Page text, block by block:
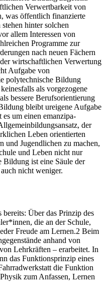
Verwertbarkeit von
was öffentlich finanzierte
hinter solchen
allem Interessen von
Programme zur
nach neuen Fächern
wirtschaftlichen Verwertung
Aufgabe von
­polytechnische Bildung
als vorgezogene
bessere Berufsorientierung
bleibt ureigene Aufgabe
es um einen emanzipa­
der
Leben orientierten
Jugendlichen zu machen,
und Leben nicht nur
Bildung ist eine Säule der
nicht weniger.
Über das Prinzip des
die an der Schule,
Freude am Lernen.2 Beim
anhand von
Lehrkräften – erarbeitet. In
das Funktionsprinzip eines
die Funktion
zum Anfassen, Lernen